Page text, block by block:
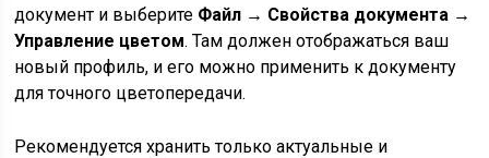
документ и выберите Файл → Свойства документа →
Управление цветом. Там должен отображаться ваш
новый профиль, и его можно применить к документу
для точного цветопередачи.
Рекомендуется хранить только актуальные и